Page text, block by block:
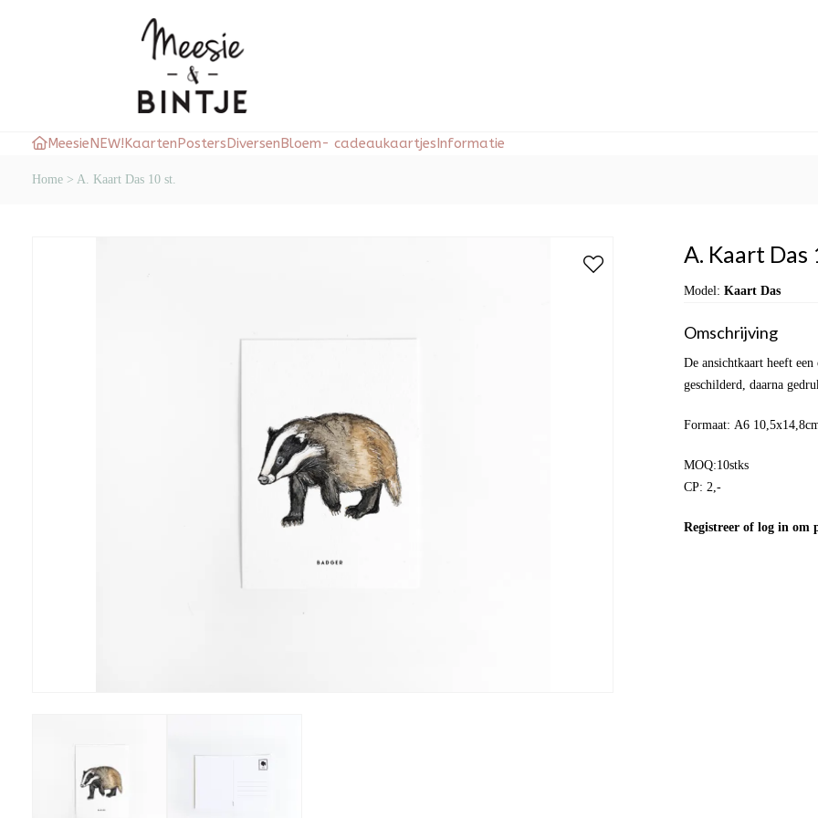
Meesie NEW! Kaarten Posters Diversen Bloem- cadeaukaartjes Informatie
Home > A. Kaart Das 10 st.
A. Kaart Das
Model: Kaart Das
Omschrijving
De ansichtkaart heeft
geschilderd, daarna
Formaat: A6
MOQ:10stks
CP: 2,-
Registreer of log in om